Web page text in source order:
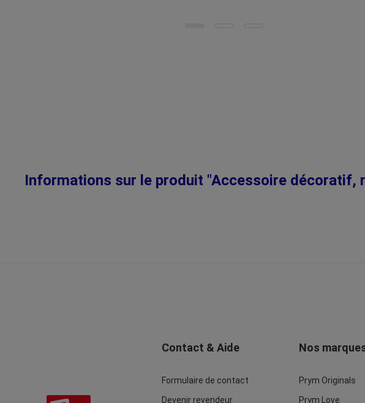
Informations sur le produit "Accessoire décoratif,
Contact & Aide
Formulaire de contact
Devenir revendeur
Nos
Prym Originals
Prym Love